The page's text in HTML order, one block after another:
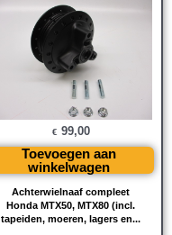
Achterwielnaaf compleet
Honda MTX50, MTX80 (incl.
tapeiden, moeren, lagers en...
€ 99,00
Toevoegen aan
winkelwagen